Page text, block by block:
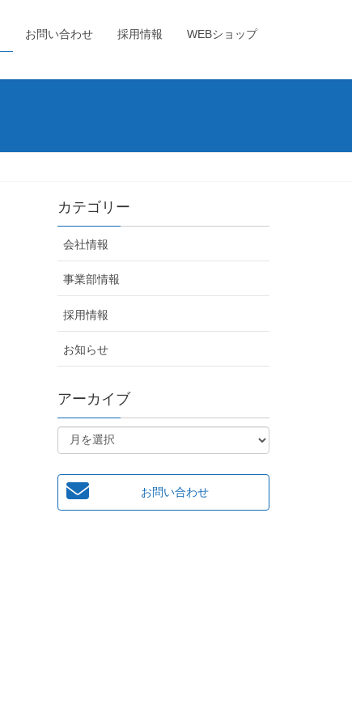
お問い合わせ 採用情報 WEBショップ
カテゴリー
会社情報
事業部情報
採用情報
お知らせ
アーカイブ
お問い合わせ